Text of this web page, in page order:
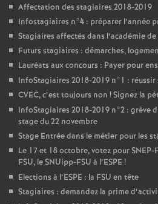
Affectation des stagiaires 2018-2019
Infostagiaires n°4 : préparer l’année
Stagiaires affectés dans l’académie
Futurs stagiaires : démarches,
Lauréats aux concours : Payer pour
InfoStagiaires 2018-2019 n°1 :
CVEC, c’est toujours non ! Signez la
InfoStagiaires 2018-2019 n°2 : grève
stage du 22 novembre
Stage Entrée dans le métier pour les
Le 17 et 18 octobre, votez pourSNEP-
FSU, le SNUipp-FSU à l’ESPE !
Elections à l’ESPE : la FSU en tête
Stagiaires : demandez la prime